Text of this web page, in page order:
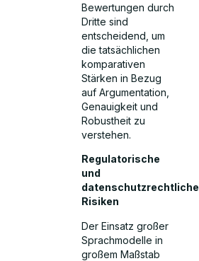
Bewertungen durch
Dritte sind
entscheidend, um
die tatsächlichen
komparativen
Stärken in Bezug
auf Argumentation,
Genauigkeit und
Robustheit zu
verstehen.
Regulatorische
und
datenschutzrechtliche
Risiken
Der Einsatz großer
Sprachmodelle in
großem Maßstab